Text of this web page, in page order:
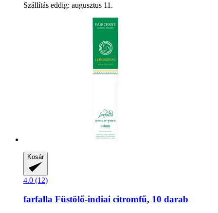
Szállítás eddig: augusztus 11.
Kosár
4.0 (12)
farfalla Füstölő-​indiai citromfű, 10 darab